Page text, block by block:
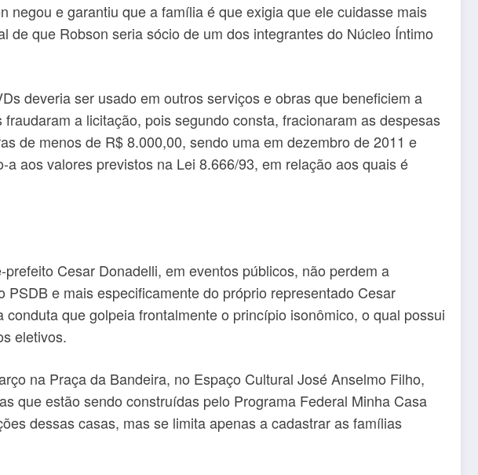
e garantiu que a família é que exigia que ele cuidasse mais
que Robson seria sócio de um dos integrantes do Núcleo Íntimo
deveria ser usado em outros serviços e obras que beneficiem a
a licitação, pois segundo consta, fracionaram as despesas
de menos de R$ 8.000,00, sendo uma em dezembro de 2011 e
aos valores previstos na Lei 8.666/93, em relação aos quais é
Cesar Donadelli, em eventos públicos, não perdem a
e mais especificamente do próprio representado Cesar
que golpeia frontalmente o princípio isonômico, o qual possui
eletivos.
na Praça da Bandeira, no Espaço Cultural José Anselmo Filho,
que estão sendo construídas pelo Programa Federal Minha Casa
dessas casas, mas se limita apenas a cadastrar as famílias